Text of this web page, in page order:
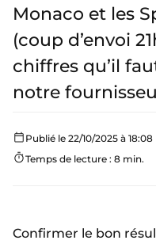
Monaco et les
(coup d’envoi
chiffres qu’il
notre
Publié le 22/10/2025 à 18:08
Temps de lecture : 8 min.
Confirmer le bon